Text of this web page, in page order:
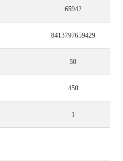
65942
8413797659429
50
450
1